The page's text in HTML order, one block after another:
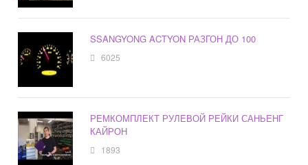
SSANGYONG ACTYON РАЗГОН ДО 100
6025
РЕМКОМПЛЕКТ РУЛЕВОЙ РЕЙКИ САНЬЕНГ
КАЙРОН
1893